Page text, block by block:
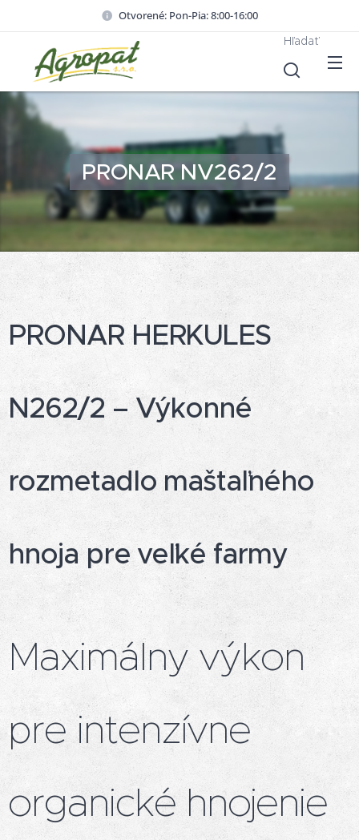
Otvorené: Pon-Pia: 8:00-16:00
Hľadať
PRONAR NV262/2
PRONAR HERKULES
N262/2 – Výkonné
rozmetadlo maštaľného
hnoja pre veľké farmy
Maximálny výkon
pre intenzívne
organické hnojenie